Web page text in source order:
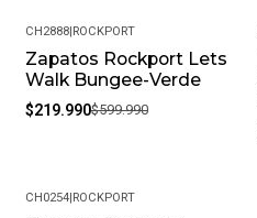
-63%
CH2888|ROCKPORT
Zapatos Rockport Lets
Walk Bungee-Verde
$219.990$599.990
CH0254|ROCKPORT